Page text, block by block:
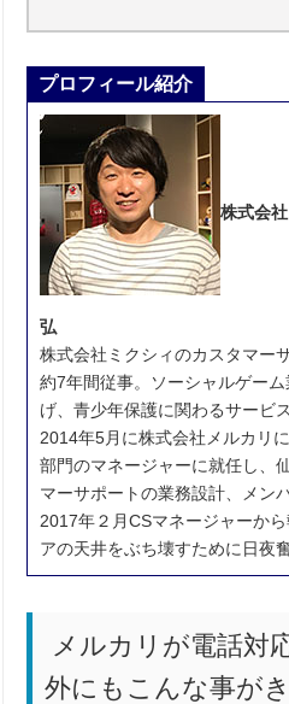
プロフィール紹介
株式会
弘
株式会社ミクシィのカスタマー
約7年間従事。ソーシャルゲー
げ、青少年保護に関わるサービ
2014年5月に株式会社メルカリ
部門のマネージャーに就任し、
マーサポートの業務設計、メン
2017年２月CSマネージャーか
アの天井をぶち壊すために日夜奮
メルカリが電話対
外にもこんな事が